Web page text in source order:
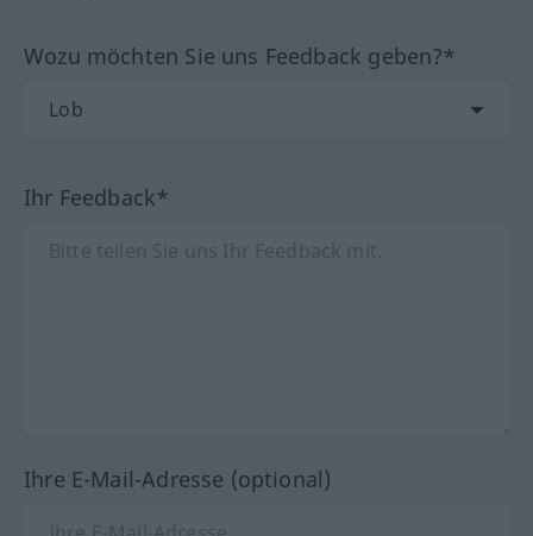
Wozu möchten Sie uns Feedback geben?*
Ihr Feedback*
Ihre E-Mail-Adresse (optional)